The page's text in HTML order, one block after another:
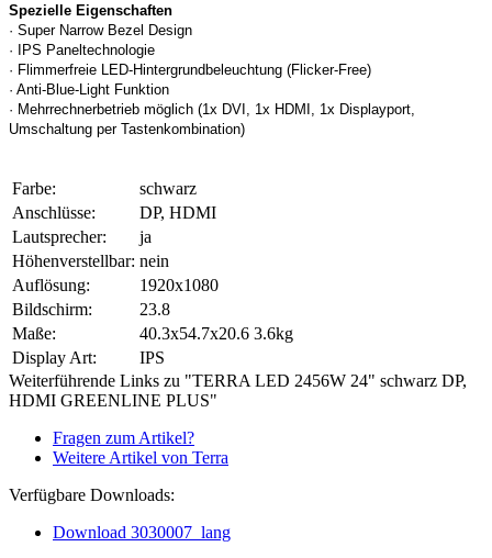
Spezielle Eigenschaften
· Super Narrow Bezel Design
· IPS Paneltechnologie
· Flimmerfreie LED-Hintergrundbeleuchtung (Flicker-Free)
· Anti-Blue-Light Funktion
· Mehrrechnerbetrieb möglich (1x DVI, 1x HDMI, 1x Displayport,
Umschaltung per Tastenkombination)
Farbe:
schwarz
Anschlüsse:
DP, HDMI
Lautsprecher:
ja
Höhenverstellbar: nein
Auflösung:
1920x1080
Bildschirm:
23.8
Maße:
40.3x54.7x20.6 3.6kg
Display Art:
IPS
Weiterführende Links zu "TERRA LED 2456W 24" schwarz DP,
HDMI GREENLINE PLUS"
Fragen zum Artikel?
Weitere Artikel von Terra
Verfügbare Downloads:
Download 3030007_lang